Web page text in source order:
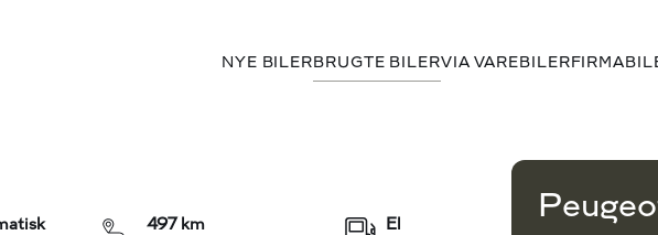
NYE BILER BRUGTE BILERVIA VAREBILER
497 km El